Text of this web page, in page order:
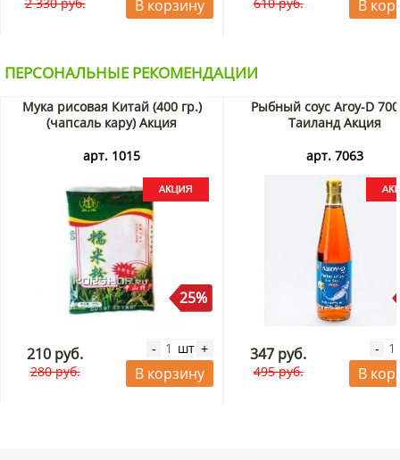
2 330 руб. В корзину 610 руб. В
ПЕРСОНАЛЬНЫЕ РЕКОМЕНДАЦИИ
Мука рисовая Китай (400 гр.)
(чапсаль кару) Акция
арт. 1015
25%
210 руб.
280 руб.
- шт +
В корзину
Рыбный соус Aroy-D
Таиланд Акция
арт. 7063
347 руб.
495 руб.
-
В